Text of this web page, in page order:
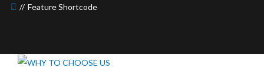
Feature Shortcode